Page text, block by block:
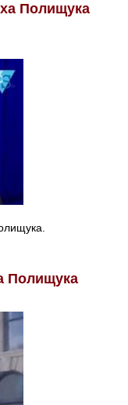
Полищука
Полищука